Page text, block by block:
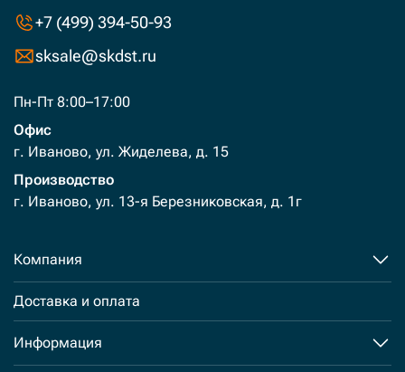
+7 (499) 394-50-93
sksale@skdst.ru
Пн-Пт 8:00–17:00
Офис
г. Иваново, ул. Жиделева, д. 15
Производство
г. Иваново, ул. 13-я Березниковская, д. 1г
Компания
Доставка и оплата
Информация